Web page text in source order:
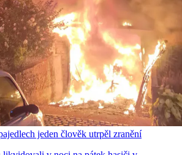
jeden člověk utrpěl zranění